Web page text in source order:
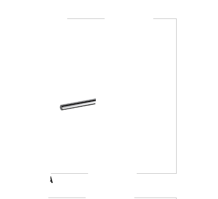
A4618A